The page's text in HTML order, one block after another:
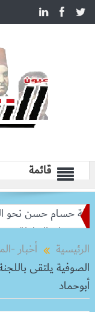
قائمة
حسن نحو المجد
البطولة من ثمن
الرئيسية
أخبار -
الصوفية يلتقى
أبوحماد